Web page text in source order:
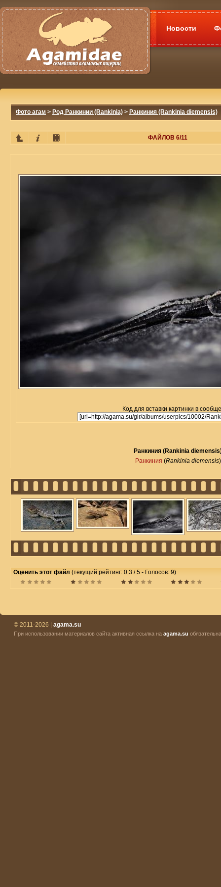
Новости
Фото агам > Род Ранкинии (Rankinia) > Ранкиния (Rankinia diemensis)
ФАЙЛОВ 6/11
Код для вставки картинки в
Ранкиния (Rankinia
Ранкиния (Rankinia diemensis)
Оценить этот файл (текущий рейтинг: 0.3 / 5 - Голосов: 9)
© 2011-2026 | agama.su
При использовании материалов сайта активная ссылка на agama.su